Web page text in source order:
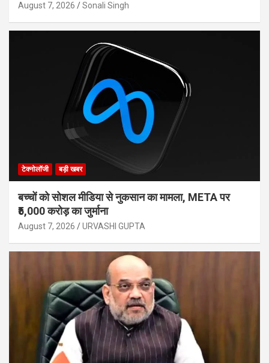
August 7, 2026 Sonali Singh
टेक्नोलॉजी बड़ी खबर
बच्चों को सोशल मीडिया से नुकसान का मामला, META पर
₹5,000 करोड़ का जुर्माना
August 7, 2026 URVASHI GUPTA